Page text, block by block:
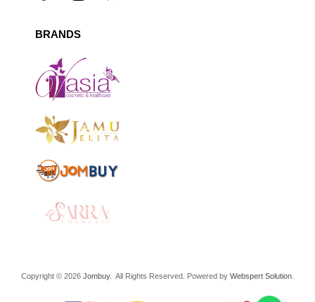
BRANDS
Copyright © 2026 Jombuy. All Rights Reserved. Powered by Webspert Solution